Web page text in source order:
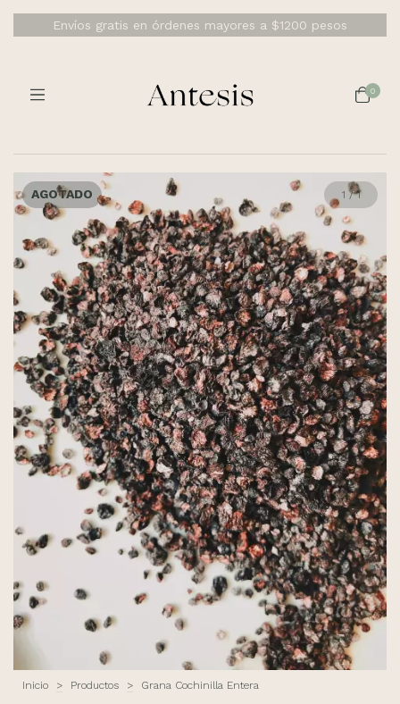
Envíos gratis en órdenes mayores a $1200 pesos
0
AGOTADO 1 /1
Inicio > Productos > Grana Cochinilla Entera